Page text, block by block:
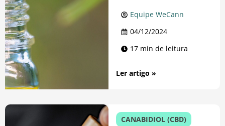
Equipe WeCann
04/12/2024
17 min de leitura
Ler artigo »
CANABIDIOL (CBD)